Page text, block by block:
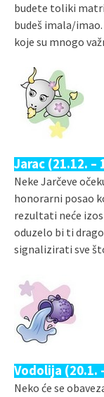
budete toliki
budeš imala/
koje su mnogo
Jarac (21.12. –
Neke Jarčeve
honorarni posao
rezultati neće
oduzelo bi ti
signalizirati sve
Vodolija (20.1.
Neko će se